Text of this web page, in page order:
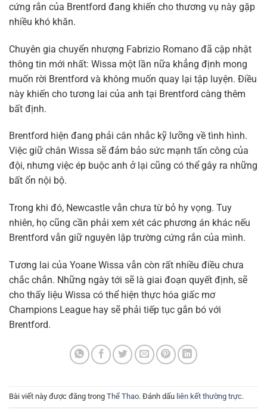
cứng rắn của Brentford đang khiến cho thương vụ này gặp
nhiều khó khăn.
Chuyên gia chuyển nhượng Fabrizio Romano đã cập nhật
thông tin mới nhất: Wissa một lần nữa khẳng định mong
muốn rời Brentford và không muốn quay lại tập luyện. Điều
này khiến cho tương lai của anh tại Brentford càng thêm
bất định.
Brentford hiện đang phải cân nhắc kỹ lưỡng về tình hình.
Việc giữ chân Wissa sẽ đảm bảo sức mạnh tấn công của
đội, nhưng việc ép buộc anh ở lại cũng có thể gây ra những
bất ổn nội bộ.
Trong khi đó, Newcastle vẫn chưa từ bỏ hy vọng. Tuy
nhiên, họ cũng cần phải xem xét các phương án khác nếu
Brentford vẫn giữ nguyên lập trường cứng rắn của mình.
Tương lai của Yoane Wissa vẫn còn rất nhiều điều chưa
chắc chắn. Những ngày tới sẽ là giai đoạn quyết định, sẽ
cho thấy liệu Wissa có thể hiện thực hóa giấc mơ
Champions League hay sẽ phải tiếp tục gắn bó với
Brentford.
Bài viết này được đăng trong Thể Thao. Đánh dấu liên kết thường trực.